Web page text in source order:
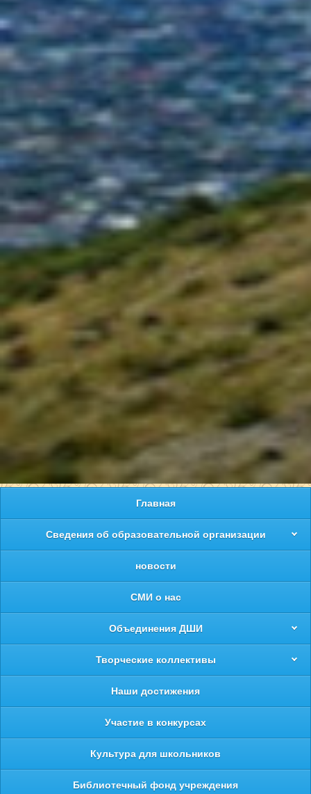
Главная
Сведения об образовательной организации
новости
СМИ о нас
Объединения ДШИ
Творческие коллективы
Наши достижения
Участие в конкурсах
Культура для школьников
Библиотечный фонд учреждения